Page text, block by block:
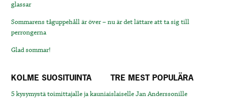
glassar
Sommarens tåguppehåll är över – nu är det lättare att ta sig till
perrongerna
Glad sommar!
KOLME SUOSITUINTA TRE MEST POPULÄRA
5 kysymystä toimittajalle ja kauniaislaiselle Jan Anderssonille